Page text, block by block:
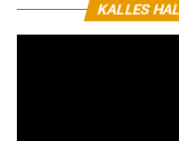
KALLES